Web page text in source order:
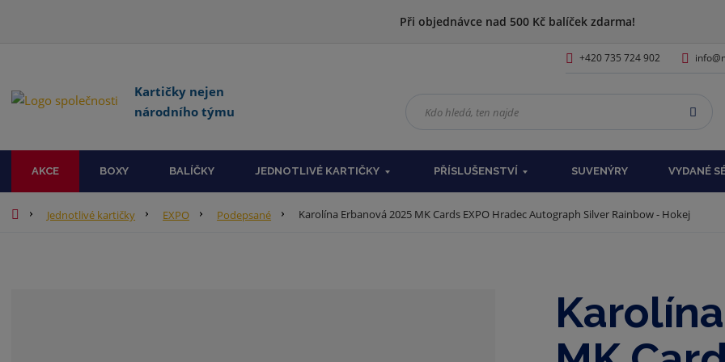
Při objednávce nad 500 Kč balíček zdarma!
+420 735 724 902
Kartičky nejen
národního týmu
h
e
d
AKCE BOXY BALÍČKY JEDNOTLIVÉ KARTIČKY PŘÍSLUŠENSTVÍ SUVENÝRY VYDANÉ
Jednotlivé kartičky EXPO Podepsané Karolína Erbanová 2025 MK Cards EXPO Hradec Autograph Silver Rainbow - Hokej